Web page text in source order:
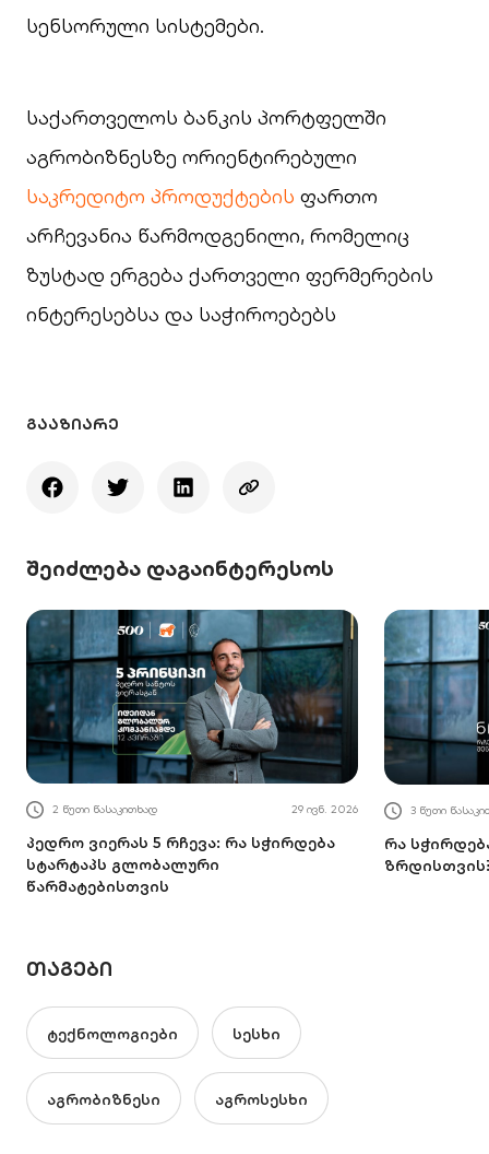
სენსორული სისტემები.
საქართველოს ბანკის პორტფელში
აგრობიზნესზე ორიენტირებული
საკრედიტო პროდუქტების ფართო
არჩევანია წარმოდგენილი, რომელიც
ზუსტად ერგება ქართველი ფერმერების
ინტერესებსა და საჭიროებებს
ᲒᲐᲐᲖᲘᲐᲠᲔ
შეიძლება დაგაინტერესოს
2 წუთი წასაკითხად 29 ივნ. 2026
პედრო ვიერას 5 რჩევა: რა სჭირდება
სტარტაპს გლობალური
წარმატებისთვის
3 წუთი
რა
ᲗᲐᲒᲔᲑᲘ
ტექნოლოგიები სესხი
აგრობიზნესი აგროსესხი